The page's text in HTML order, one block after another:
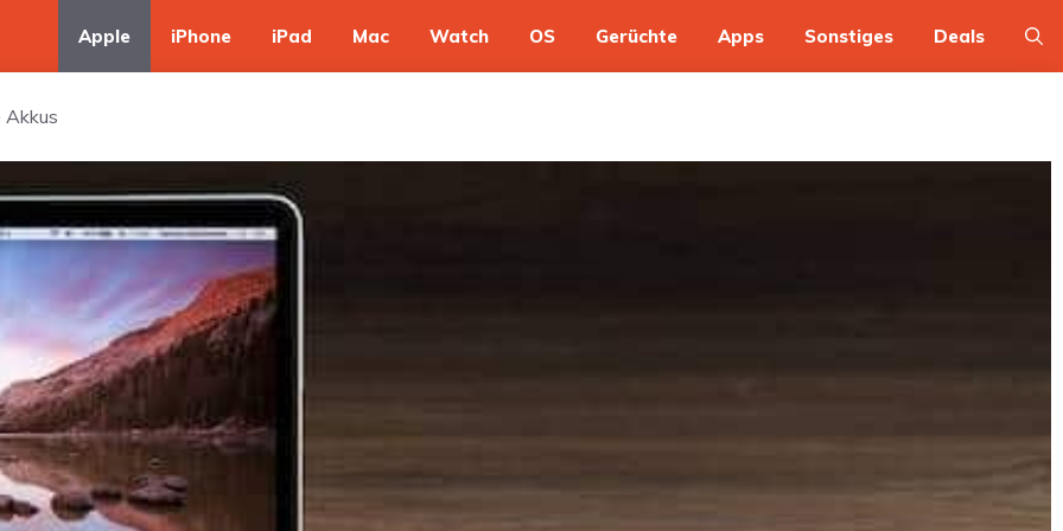
Apple iPhone iPad Mac Watch OS Gerüchte Apps Sonstiges Deals
Akkus